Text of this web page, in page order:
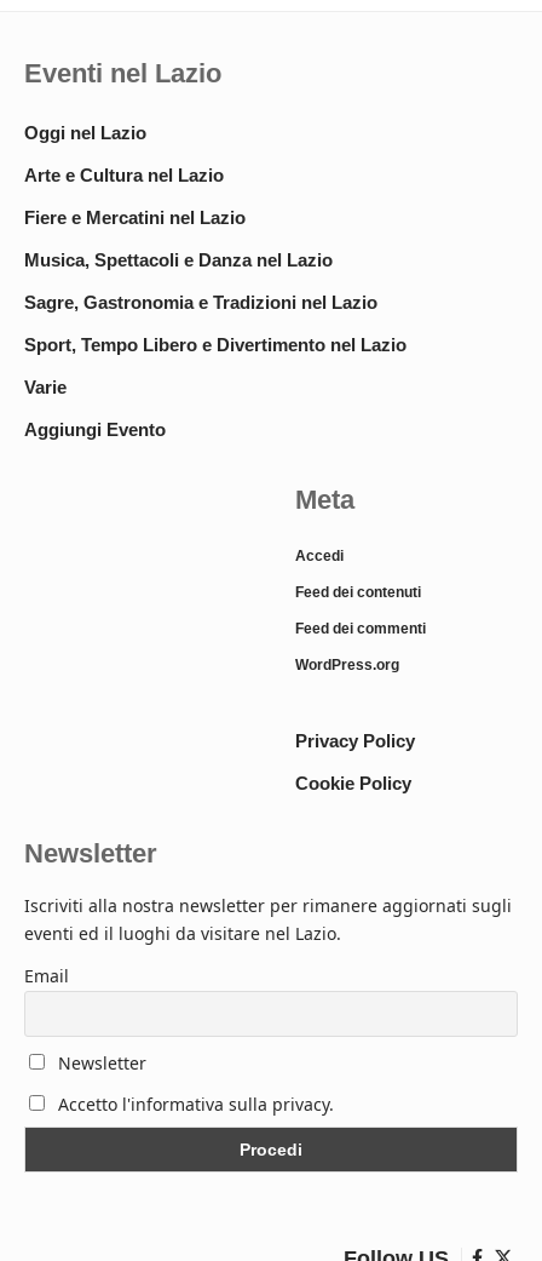
Eventi nel Lazio
Oggi nel Lazio
Arte e Cultura nel Lazio
Fiere e Mercatini nel Lazio
Musica, Spettacoli e Danza nel Lazio
Sagre, Gastronomia e Tradizioni nel Lazio
Sport, Tempo Libero e Divertimento nel Lazio
Varie
Aggiungi Evento
Meta
Accedi
Feed dei contenuti
Feed dei commenti
WordPress.org
Privacy Policy
Cookie Policy
Newsletter
Iscriviti alla nostra newsletter per rimanere aggiornati sugli
eventi ed il luoghi da visitare nel Lazio.
Email
Newsletter
Accetto l'informativa sulla privacy.